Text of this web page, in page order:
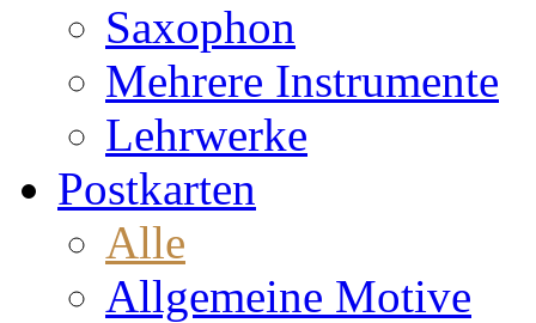
Saxophon
Mehrere Instrumente
Lehrwerke
Postkarten
Alle
Allgemeine Motive